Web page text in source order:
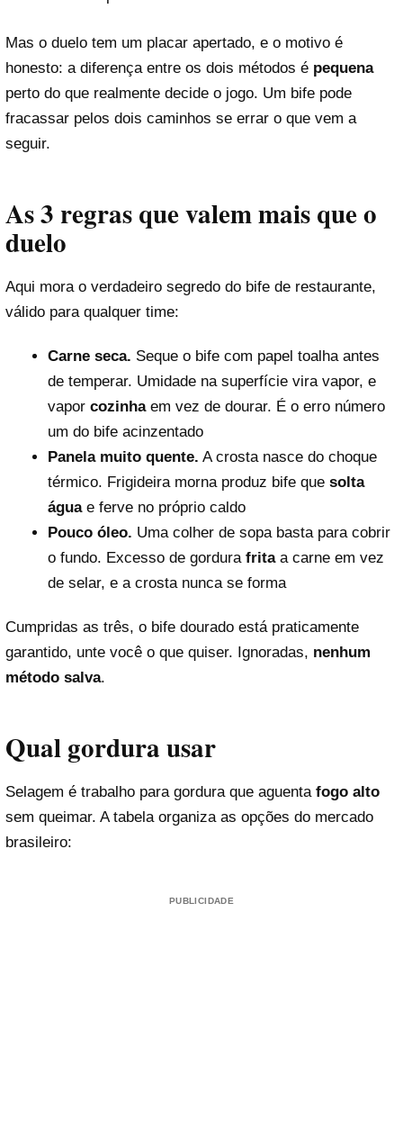
Mas o duelo tem um placar apertado, e o motivo é
honesto: a diferença entre os dois métodos é pequena
perto do que realmente decide o jogo. Um bife pode
fracassar pelos dois caminhos se errar o que vem a
seguir.
As 3 regras que valem mais que o
duelo
Aqui mora o verdadeiro segredo do bife de restaurante,
válido para qualquer time:
Carne seca. Seque o bife com papel toalha antes
de temperar. Umidade na superfície vira vapor, e
vapor cozinhaem vez de dourar. É o erro número
um do bife acinzentado
Panela muito quente. A crosta nasce do choque
térmico. Frigideira morna produz bife que solta
águae ferve no próprio caldo
Pouco óleo. Uma colher de sopa basta para cobrir
o fundo. Excesso de gordura fritaa carne em vez
de selar, e a crosta nunca se forma
Cumpridas as três, o bife dourado está praticamente
garantido, unte você o que quiser. Ignoradas, nenhum
método salva.
Qual gordura usar
Selagem é trabalho para gordura que aguenta fogo alto
sem queimar. A tabela organiza as opções do mercado
brasileiro:
PUBLICIDADE